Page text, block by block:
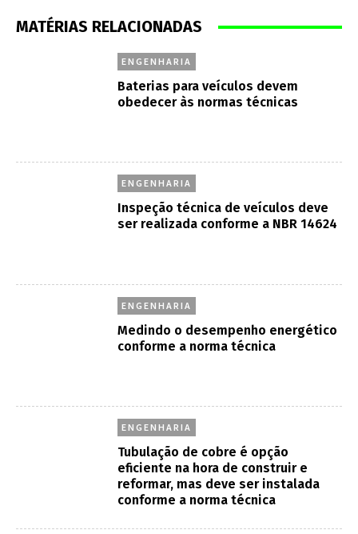
MATÉRIAS RELACIONADAS
ENGENHARIA
Baterias para veículos devem
obedecer às normas técnicas
ENGENHARIA
Inspeção técnica de veículos deve
ser realizada conforme a NBR 14624
ENGENHARIA
Medindo o desempenho energético
conforme a norma técnica
ENGENHARIA
Tubulação de cobre é opção
eficiente na hora de construir e
reformar, mas deve ser instalada
conforme a norma técnica